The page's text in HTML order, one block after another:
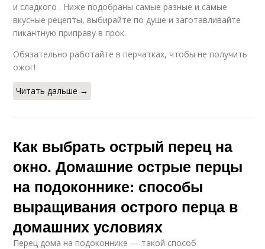
и сладкого . Ниже подобраны самые разные и самые
вкусные рецепты, выбирайте по душе и заготавливайте
пикантную приправу в прок.
Обязательно работайте в перчатках, чтобы не получить
ожог!
Читать дальше →
Как выбрать острый перец на
окно. Домашние острые перцы
на подоконнике: способы
выращивания острого перца в
домашних условиях
Перец дома на подоконнике — такой способ